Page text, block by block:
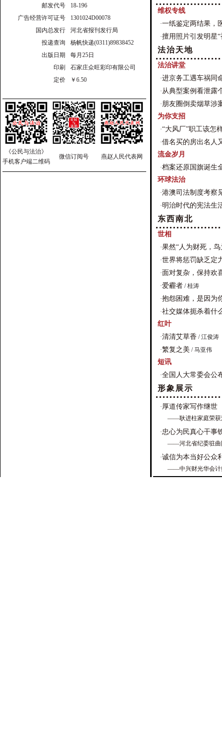
邮发代号
18-196
广告经营许可证号
1301024D00078
国内总发行
河北省报刊发行局
投递查询
杨帆快递(0311)89838452
出版日期
每月25日
印刷
石家庄众旺彩印有限公司
定价
￥6.50
《公民与法治》
手机客户端二维码
微信订阅号 燕赵人民代表网
维权专线
·一纸鉴定两结果，
·擅用照片引发明星
法治天地
法治讲堂
·进京务工遇车祸同
·从典型案例看泄露
·朋友圈倒卖烟草涉
为你支招
·“大风厂”职工该怎
·借名买的房出名人
流金岁月
·档案还原国旗诞生
环球法治
·港澳司法制度考察
·明治时代的宪法生
东西南北
世相
·果然“人为财死，
·世界将惩罚缺乏定
·面对复杂，保持欢
·爱霾者 / 桂涛
·抱怨困难，是因为
·社交媒体扼杀着什
红叶
·清清艾草香 / 江俊涛
·繁复之美 / 马亚伟
短讯
·全国人大常委会公
形象展示
·厚道传家写作继世
——耿进柱家庭荣获
·忠心为民真心干事
——河北省纪委驻曲
·诚信为本当好公众
——中兴财光华会计